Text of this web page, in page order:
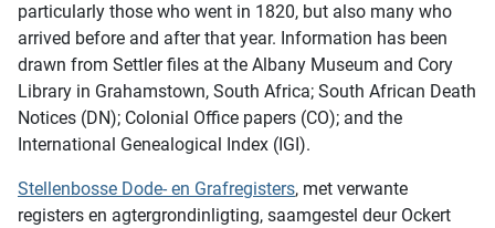
particularly those who went in 1820, but also many who
arrived before and after that year. Information has been
drawn from Settler files at the Albany Museum and Cory
Library in Grahamstown, South Africa; South African Death
Notices (DN); Colonial Office papers (CO); and the
International Genealogical Index (IGI).
Stellenbosse Dode- en Grafregisters, met verwante
registers en agtergrondinligting, saamgestel deur Ockert